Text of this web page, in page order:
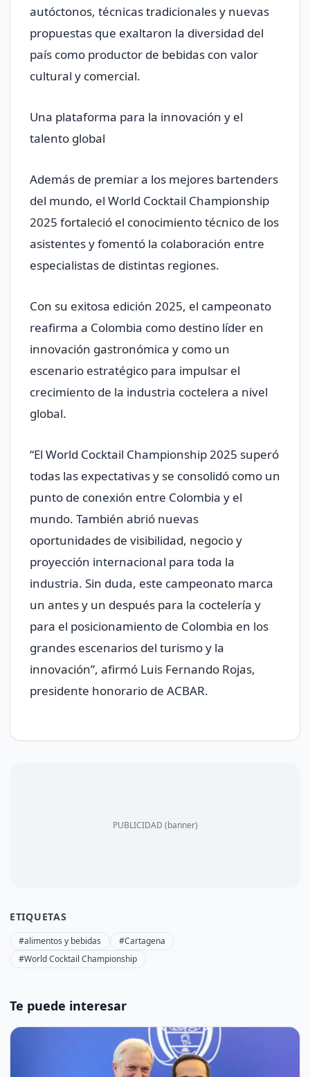
autóctonos, técnicas tradicionales y nuevas
propuestas que exaltaron la diversidad del
país como productor de bebidas con valor
cultural y comercial.
Una plataforma para la innovación y el
talento global
Además de premiar a los mejores bartenders
del mundo, el World Cocktail Championship
2025 fortaleció el conocimiento técnico de los
asistentes y fomentó la colaboración entre
especialistas de distintas regiones.
Con su exitosa edición 2025, el campeonato
reafirma a Colombia como destino líder en
innovación gastronómica y como un
escenario estratégico para impulsar el
crecimiento de la industria coctelera a nivel
global.
“El World Cocktail Championship 2025 superó
todas las expectativas y se consolidó como un
punto de conexión entre Colombia y el
mundo. También abrió nuevas
oportunidades de visibilidad, negocio y
proyección internacional para toda la
industria. Sin duda, este campeonato marca
un antes y un después para la coctelería y
para el posicionamiento de Colombia en los
grandes escenarios del turismo y la
innovación”, afirmó Luis Fernando Rojas,
presidente honorario de ACBAR.
PUBLICIDAD (banner)
ETIQUETAS
#alimentos y bebidas
#Cartagena
#World Cocktail Championship
Te puede interesar